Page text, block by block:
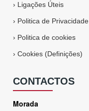
› Ligações Úteis
› Politica de Privacidade
› Politica de cookies
›Cookies (Definições)
CONTACTOS
Morada